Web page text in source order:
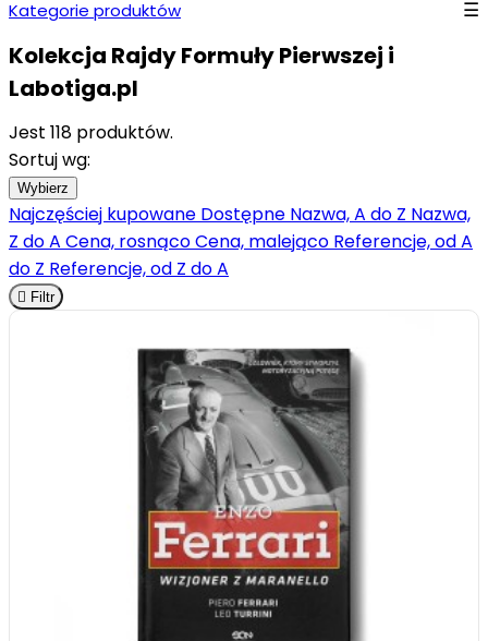
Kategorie produktów
Kolekcja Rajdy Formuły Pierwszej i
Labotiga.pl
Jest 118 produktów.
Sortuj wg:
Wybierz
Najczęściej kupowane Dostępne Nazwa, A do Z Nazwa,
Z do A Cena, rosnącoCena, malejąco Referencje, od A
do Z Referencje, od Z do A
 Filtr